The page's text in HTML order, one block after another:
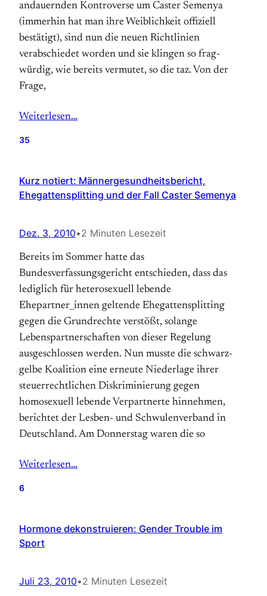
andauernden Kontro­verse um Caster Semenya
(immerhin hat man ihre Weiblichkeit offiziell
bestätigt), sind nun die neuen Richtlinien
verabschiedet worden und sie klingen so frag­
würdig, wie bereits vermutet, so die taz. Von der
Frage,
Weiterlesen…
35
Kurz notiert: Männergesundheitsbericht,
Ehegattensplitting und der Fall Caster Semenya
Dez. 3, 2010•2 Minuten Lesezeit
Bereits im Sommer hatte das
Bundesverfassungsgericht entschieden, dass das
lediglich für heterosexuell lebende
Ehepartner_innen geltende Ehegattensplitting
gegen die Grundrechte verstößt, solange
Lebenspartnerschaften von dieser Regelung
ausgeschlossen werden. Nun musste die schwarz-
gelbe Koalition eine erneute Niederlage ihrer
steuerrechtlichen Diskriminierung gegen
homosexuell lebende Verpartnerte hinnehmen,
berichtet der Lesben- und Schwulenverband in
Deutschland. Am Donnerstag waren die so
Weiterlesen…
6
Hormone dekonstruieren: Gender Trouble im
Sport
Juli 23, 2010•2 Minuten Lesezeit